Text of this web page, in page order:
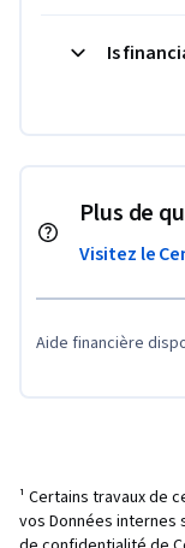
Is
Plus de
Visitez le
Aide financière
¹ Certains travaux de
vos Données